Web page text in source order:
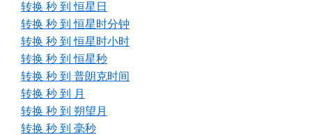
转换 秒 到 恒星日
转换 秒 到 恒星时分钟
转换 秒 到 恒星时小时
转换 秒 到 恒星秒
转换 秒 到 普朗克时间
转换 秒 到 月
转换 秒 到 朔望月
转换 秒 到 毫秒